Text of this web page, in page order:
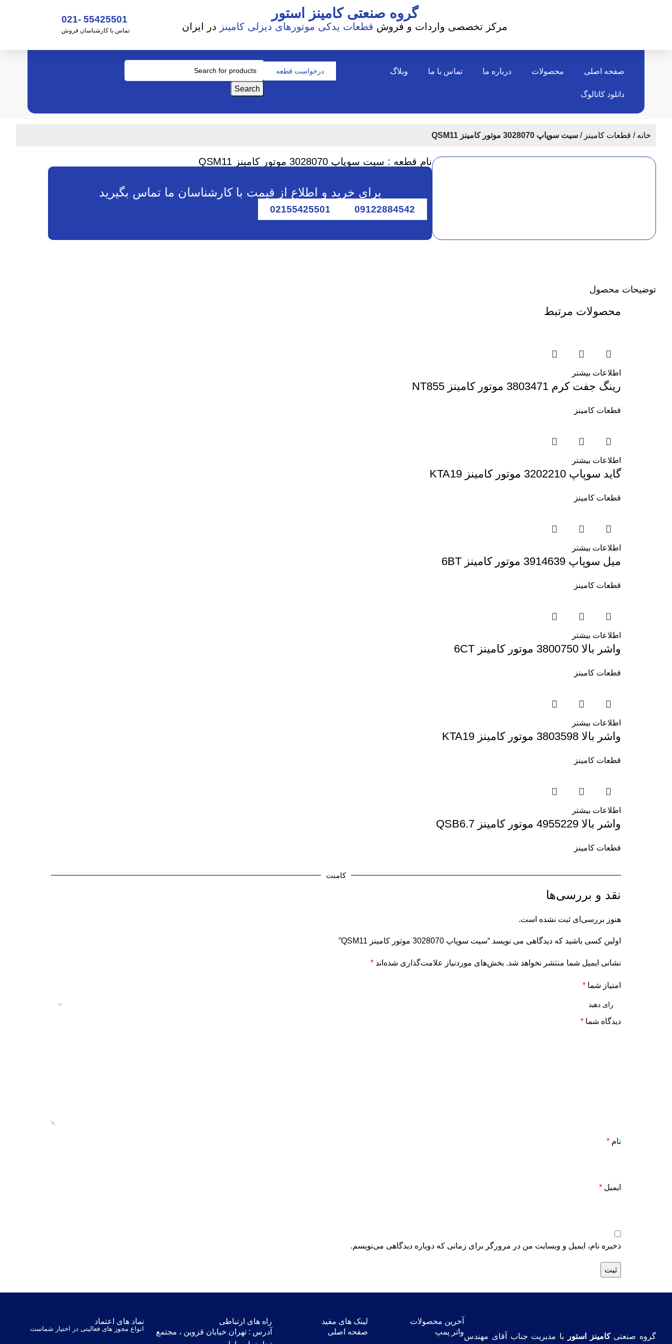
گروه صنعتی کامینز استور
مرکز تخصصی واردات و فروش قطعات یدکی موتورهای دیزلی کامینز در ایران
55425501 -021
تماس با کارشناسان فروش
صفحه اصلی محصولات درباره ما تماس با ما وبلاگ
دانلود کاتالوگ
درخواست قطعه
Search
خانه قطعات کامینز سیت سوپاپ 3028070 موتور کامینز QSM11
نام قطعه : سیت سوپاپ 3028070 موتور کامینز QSM11
برای خرید و اطلاع از قیمت با کارشناسان ما تماس بگیرید
09122884542
02155425501
توضیحات محصول
محصولات مرتبط
اطلاعات بیشتر
رینگ جفت کرم 3803471 موتور کامینز NT855
قطعات کامینز
اطلاعات بیشتر
گاید سوپاپ 3202210 موتور کامینز KTA19
قطعات کامینز
اطلاعات بیشتر
میل سوپاپ 3914639 موتور کامینز 6BT
قطعات کامینز
اطلاعات بیشتر
واشر بالا 3800750 موتور کامینز 6CT
قطعات کامینز
اطلاعات بیشتر
واشر بالا 3803598 موتور کامینز KTA19
قطعات کامینز
اطلاعات بیشتر
واشر بالا 4955229 موتور کامینز QSB6.7
قطعات کامینز
کامنت
نقد و بررسی‌ها
هنوز بررسی‌ای ثبت نشده است.
اولین کسی باشید که دیدگاهی می نویسد “سیت سوپاپ 3028070 موتور کامینز QSM11”
نشانی ایمیل شما منتشر نخواهد شد. بخش‌های موردنیاز علامت‌گذاری شده‌اند *
امتیاز شما *
دیدگاه شما *
نام *
ایمیل *
ذخیره نام، ایمیل و وبسایت من در مرورگر برای زمانی که دوباره دیدگاهی می‌نویسم.
گروه صنعتیکامینز استور با مدیریت جناب آقای مهندس
آخرین محصولات
واتر پمپ
لینک های مفید
صفحه اصلی
راه های ارتباطی
آدرس : تهران خیابان قزوین ، مجتمع
نماد های اعتماد
انواع مجوز های فعالیتی در اختیار شماست